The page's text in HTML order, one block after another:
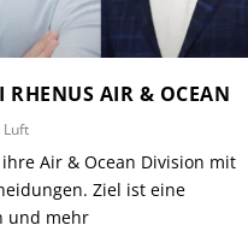
RHENUS AIR & OCEAN
Luft
Air & Ocean Division mit
Ziel ist eine
und mehr